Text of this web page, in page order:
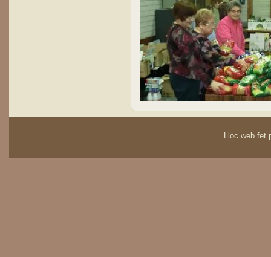
Lloc web fet